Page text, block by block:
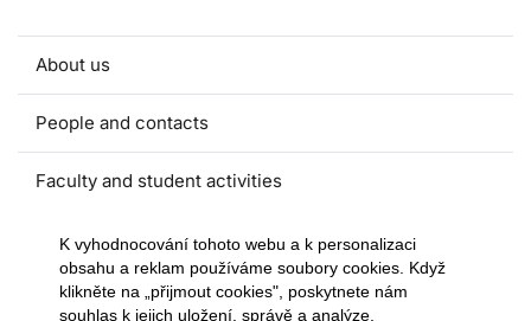
About us
People and contacts
Faculty and student activities
Projects and strategic partnerships
Documents
K vyhodnocování tohoto webu a k personalizaci
obsahu a reklam používáme soubory cookies. Když
klikněte na „přijmout cookies", poskytnete nám
souhlas k jejich uložení, správě a analýze.